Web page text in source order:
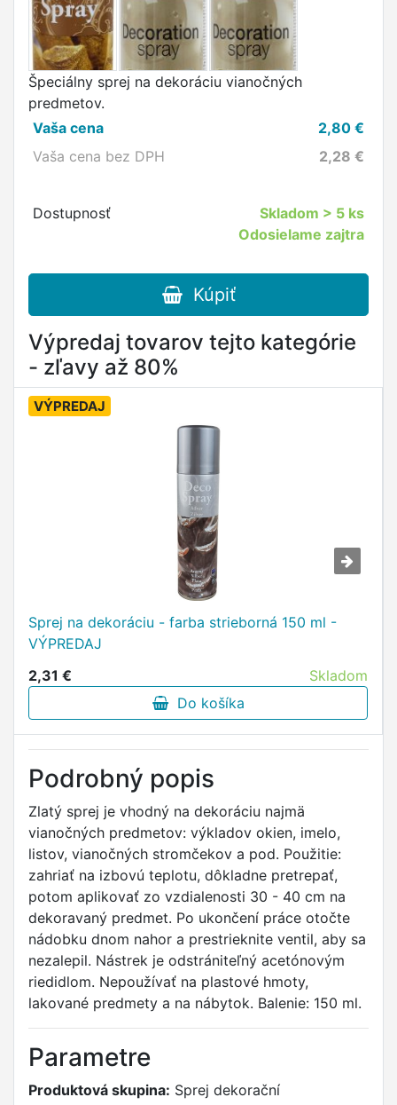
Špeciálny sprej na dekoráciu vianočných
predmetov.
Vaša cena
2,80 €
Vaša cena bez DPH
2,28 €
Dostupnosť Skladom > 5 ks
Odosielame zajtra
Kúpiť
Výpredaj tovarov tejto kategórie
- zľavy až 80%
VÝPREDAJ
Sprej na dekoráciu - farba strieborná 150 ml -
VÝPREDAJ
2,31 €
Skladom
Do košíka
Podrobný popis
Zlatý sprej je vhodný na dekoráciu najmä
vianočných predmetov: výkladov okien, imelo,
listov, vianočných stromčekov a pod. Použitie:
zahriať na izbovú teplotu, dôkladne pretrepať,
potom aplikovať zo vzdialenosti 30 - 40 cm na
dekoravaný predmet. Po ukončení práce otočte
nádobku dnom nahor a prestrieknite ventil, aby sa
nezalepil. Nástrek je odstrániteľný acetónovým
riedidlom. Nepoužívať na plastové hmoty,
lakované predmety a na nábytok. Balenie: 150 ml.
Parametre
Produktová skupina: Sprej dekorační